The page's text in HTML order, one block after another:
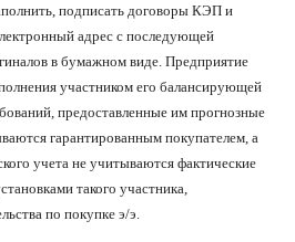
подписать договоры КЭП и
адрес с последующей
в бумажном виде. Предприятие
участником его балансирующей
предоставленные им прогнозные
гарантированным покупателем, а
учета не учитываются фактические
такого участника,
по покупке э/э.